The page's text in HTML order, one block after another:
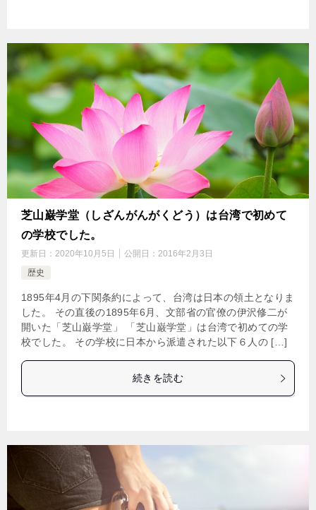
芝山巌学堂（しざんがんがくどう）は台湾で初めて
の学校でした。
更新日： 2020年10月5日 公開日： 2016年2月3日
歴史
1895年4月の下関条約によって、台湾は日本の領土となりま
した。 その直後の1895年6月、文部省の官僚の伊沢修二が
開いた「芝山巌学堂」 「芝山巌学堂」は台湾で初めての学
校でした。 その学校に日本から派遣された以下６人の […]
続きを読む